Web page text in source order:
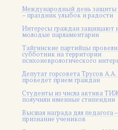
Международный день защиты
– праздник улыбок и радости
Интересы граждан защищают
молодые парламентарии
Тайгинские партийцы провели
субботник на территории
психоневрологического
Депутат горсовета Трусов А.А.
проведет прием граждан
Студенты из числа актива
получили именные стипендии
Высшая награда для педагога –
признание учеников